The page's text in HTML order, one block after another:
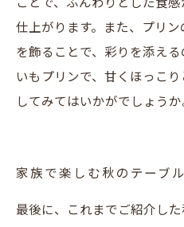
ことで、ふんわりとした食
仕上がります。また、プリ
を飾ることで、彩りを添え
いもプリンで、甘くほっこ
してみてはいかがでしょうか
家族で楽しむ秋のテーブ
最後に、これまでご紹介し